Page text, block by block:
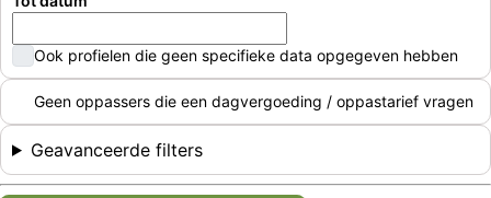
Ook profielen die geen specifieke data opgegeven hebben
Geen oppassers die een dagvergoeding / oppastarief vragen
Geavanceerde filters